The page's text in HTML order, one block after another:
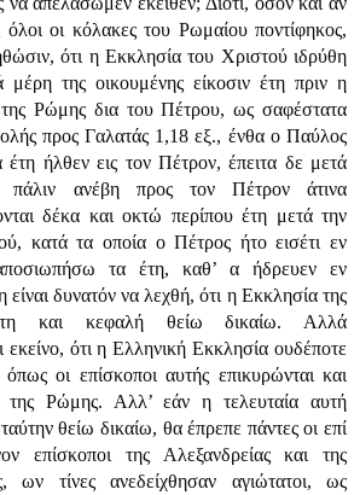
οι κόλακες του Ρωμαίου ποντίφηκος,
ότι η Εκκλησία του Χριστού ιδρύθη
μέρη της οικουμένης είκοσιν έτη πριν η
Ρώμης δια του Πέτρου, ως σαφέστατα
προς Γαλατάς 1,18 εξ., ένθα ο Παύλος
έτη ήλθεν εις τον Πέτρον, έπειτα δε μετά
ανέβη προς τον Πέτρον άτινα
δέκα και οκτώ περίπου έτη μετά την
κατά τα οποία ο Πέτρος ήτο εισέτι εν
τα έτη, καθ’ α ήδρευεν εν
είναι δυνατόν να λεχθή, ότι η Εκκλησία της
και κεφαλή θείω δικαίω. Αλλά
εκείνο, ότι η Ελληνική Εκκλησία ουδέποτε
οι επίσκοποι αυτής επικυρώνται και
της Ρώμης. Αλλ’ εάν η τελευταία αυτή
θείω δικαίω, θα έπρεπε πάντες οι επί
επίσκοποι της Αλεξανδρείας και της
ων τίνες ανεδείχθησαν αγιώτατοι, ως